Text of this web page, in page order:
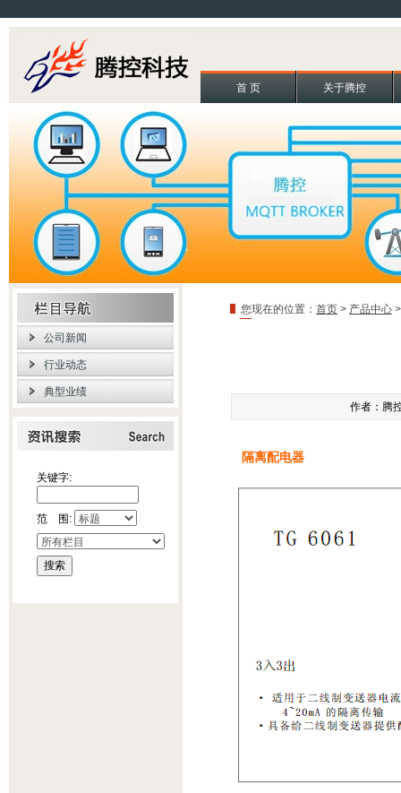
首 页 关于腾控
关键字:
范 围:
您现在的位置： 首页 > 产品中心
公司新闻
行业动态
典型业绩
作者：腾
隔离配电器